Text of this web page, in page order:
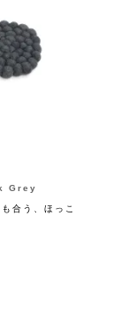
Grey
合う、ほっこ